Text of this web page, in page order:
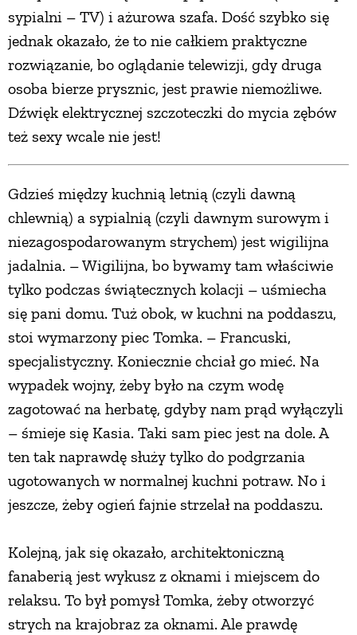
sypialni – TV) i ażurowa szafa. Dość szybko się
jednak okazało, że to nie całkiem praktyczne
rozwiązanie, bo oglądanie telewizji, gdy druga
osoba bierze prysznic, jest prawie niemożliwe.
Dźwięk elektrycznej szczoteczki do mycia zębów
też sexy wcale nie jest!
Gdzieś między kuchnią letnią (czyli dawną
chlewnią) a sypialnią (czyli dawnym surowym i
niezagospodarowanym strychem) jest wigilijna
jadalnia. – Wigilijna, bo bywamy tam właściwie
tylko podczas świątecznych kolacji – uśmiecha
się pani domu. Tuż obok, w kuchni na poddaszu,
stoi wymarzony piec Tomka. – Francuski,
specjalistyczny. Koniecznie chciał go mieć. Na
wypadek wojny, żeby było na czym wodę
zagotować na herbatę, gdyby nam prąd wyłączyli
– śmieje się Kasia. Taki sam piec jest na dole. A
ten tak naprawdę służy tylko do podgrzania
ugotowanych w normalnej kuchni potraw. No i
jeszcze, żeby ogień fajnie strzelał na poddaszu.
Kolejną, jak się okazało, architektoniczną
fanaberią jest wykusz z oknami i miejscem do
relaksu. To był pomysł Tomka, żeby otworzyć
strych na krajobraz za oknami. Ale prawdę